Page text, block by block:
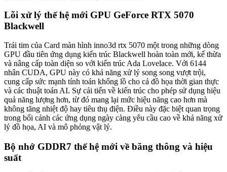
Lõi xử lý thế hệ mới GPU GeForce RTX 5070
Blackwell
Trái tim của Card màn hình inno3d rtx 5070 một trong những dòng
GPU đầu tiên ứng dụng kiến trúc Blackwell hoàn toàn mới, kế thừa
và nâng cấp toàn diện so với kiến trúc Ada Lovelace. Với 6144
nhân CUDA, GPU này có khả năng xử lý song song vượt trội,
cung cấp sức mạnh tính toán khổng lồ cho cả đồ họa thời gian thực
và các thuật toán AI. Sự cải tiến về kiến trúc cho phép sử dụng hiệu
quả năng lượng hơn, từ đó mang lại mức hiệu năng cao hơn mà
không tăng nhiệt độ hay tiêu thụ điện. Điều này đặc biệt quan trọng
trong bối cảnh các ứng dụng ngày càng yêu cầu cao về khả năng xử
lý đồ họa, AI và mô phỏng vật lý.
Bộ nhớ GDDR7 thế hệ mới về băng thông và hiệu
suất